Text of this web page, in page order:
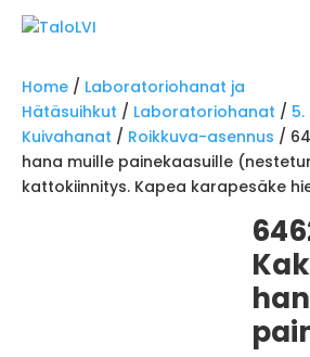
Home / Laboratoriohanat ja
Hätäsuihkut / Laboratoriohanat / 5.
Kuivahanat / Roikkuva-asennus /
hana muille painekaasuille
kattokiinnitys. Kapea karapesäke